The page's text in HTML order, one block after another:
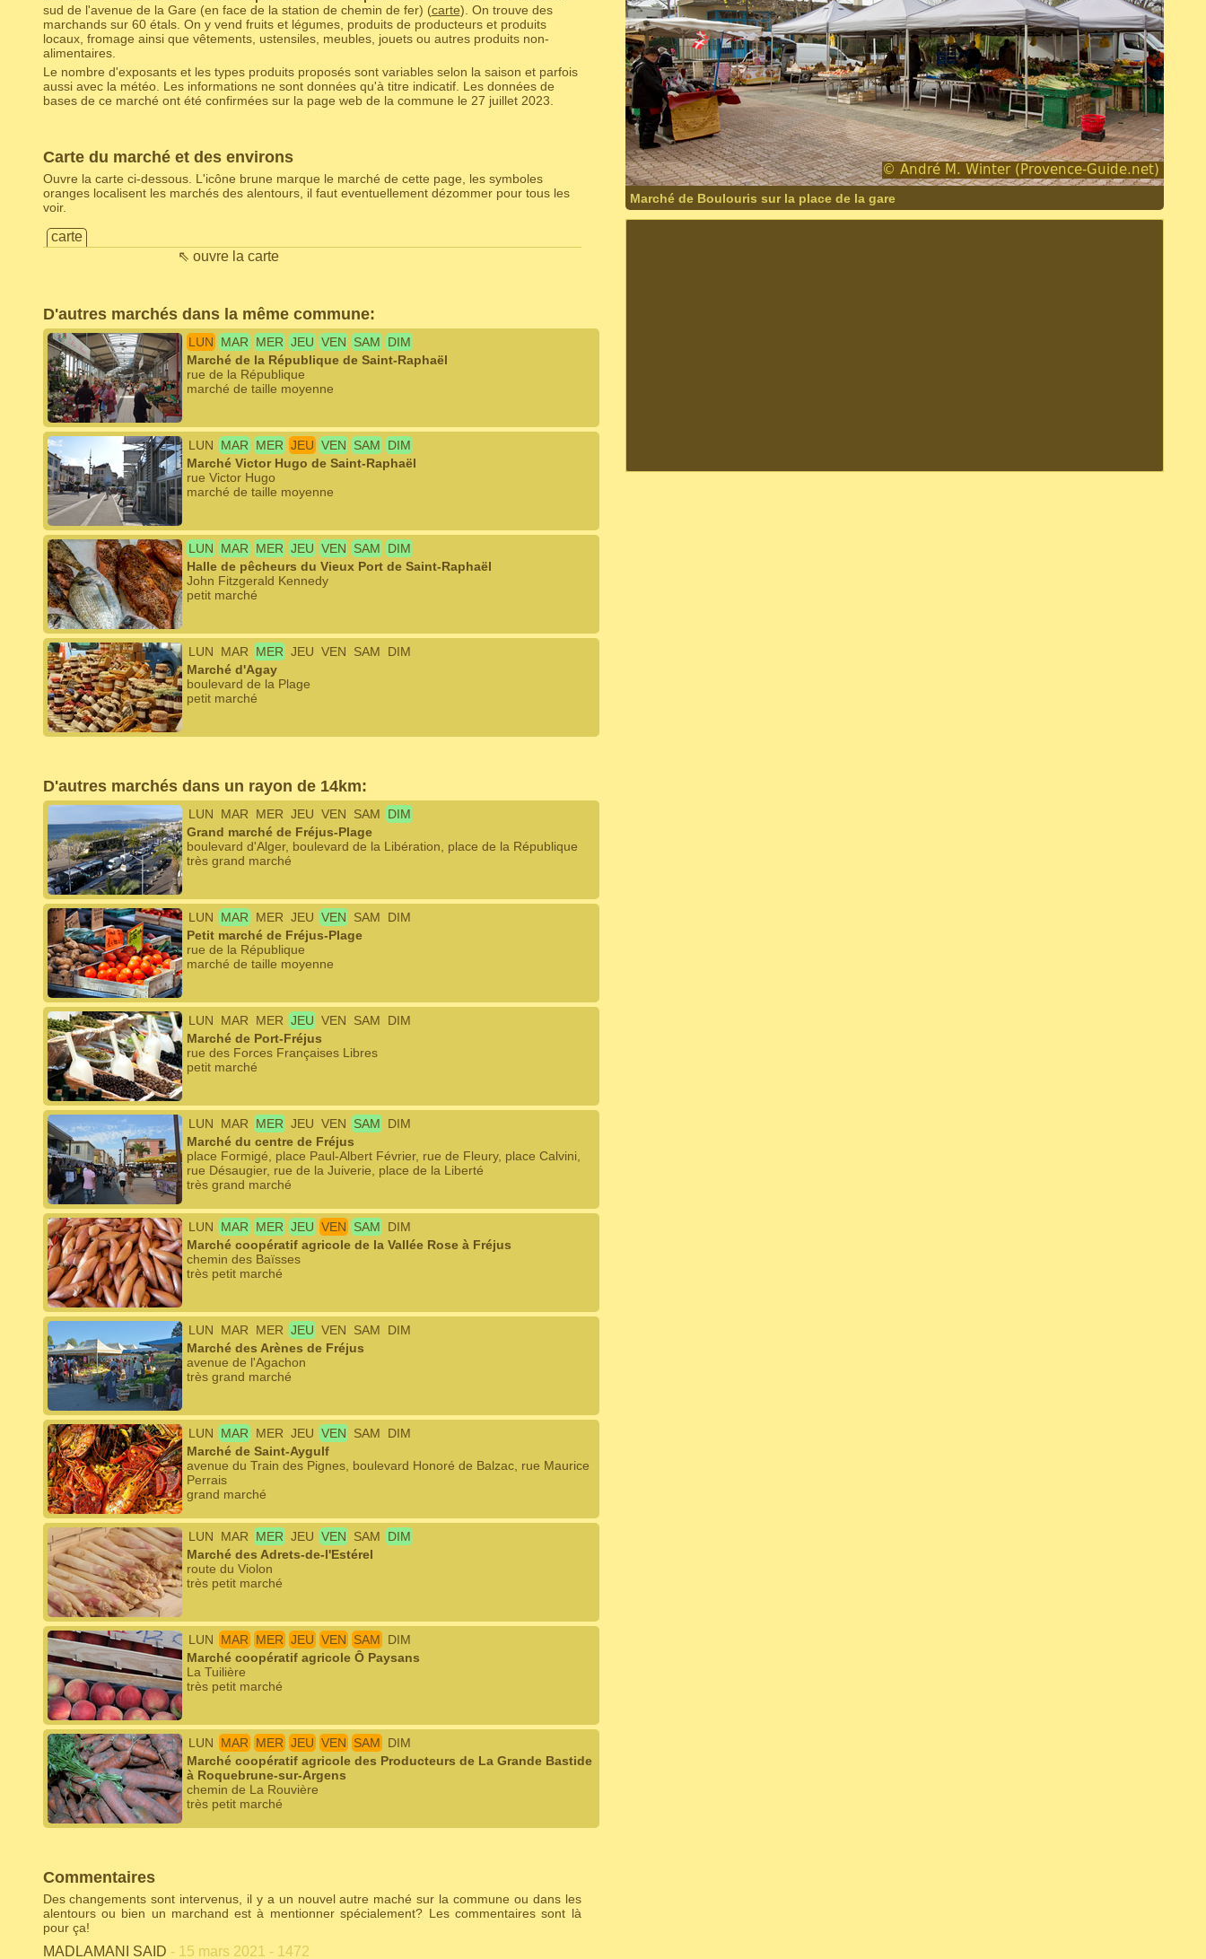
sud de l'avenue de la Gare (en face de la station de chemin de fer) (carte). On trouve des
marchands sur 60 étals. On y vend fruits et légumes, produits de producteurs et produits
locaux, fromage ainsi que vêtements, ustensiles, meubles, jouets ou autres produits non-
alimentaires.
Le nombre d'exposants et les types produits proposés sont variables selon la saison et parfois
aussi avec la météo. Les informations ne sont données qu'à titre indicatif. Les données de
bases de ce marché ont été confirmées sur la page web de la commune le 27 juillet 2023.
Carte du marché et des environs
Ouvre la carte ci-dessous. L'icône brune marque le marché de cette page, les symboles
oranges localisent les marchés des alentours, il faut eventuellement dézommer pour tous les
voir.
carte
⇖ ouvre la carte
D'autres marchés dans la même commune:
LUN MAR MER JEU VEN SAM
DIM
Marché de la République de Saint-Raphaël
rue de la République
marché de taille moyenne
LUN MAR MER JEU VEN SAM
DIM
Marché Victor Hugo de Saint-Raphaël
rue Victor Hugo
marché de taille moyenne
LUN MAR MER JEU VEN SAM
DIM
Halle de pêcheurs du Vieux Port de Saint-Raphaël
John Fitzgerald Kennedy
petit marché
LUN MAR MER JEU VEN SAM
DIM
Marché d'Agay
boulevard de la Plage
petit marché
D'autres marchés dans un rayon de 14km:
LUN MAR MER JEU VEN SAM
DIM
Grand marché de Fréjus-Plage
boulevard d'Alger, boulevard de la Libération, place de la République
très grand marché
LUN MAR MER JEU VEN SAM
DIM
Petit marché de Fréjus-Plage
rue de la République
marché de taille moyenne
LUN MAR MER JEU VEN SAM
DIM
Marché de Port-Fréjus
rue des Forces Françaises Libres
petit marché
LUN MAR MER JEU VEN SAM
DIM
Marché du centre de Fréjus
place Formigé, place Paul-Albert Février, rue de Fleury, place Calvini,
rue Désaugier, rue de la Juiverie, place de la Liberté
très grand marché
LUN MAR MER JEU VEN SAM
DIM
Marché coopératif agricole de la Vallée Rose à Fréjus
chemin des Baïsses
très petit marché
LUN MAR MER JEU VEN SAM
DIM
Marché des Arènes de Fréjus
avenue de l'Agachon
très grand marché
LUN MAR MER JEU VEN SAM
DIM
Marché de Saint-Aygulf
avenue du Train des Pignes, boulevard Honoré de Balzac, rue Maurice
Perrais
grand marché
LUN MAR MER JEU VEN SAM
DIM
Marché des Adrets-de-l'Estérel
route du Violon
très petit marché
LUN MAR MER JEU VEN SAM
DIM
Marché coopératif agricole Ô Paysans
La Tuilière
très petit marché
LUN MAR MER JEU VEN SAM
DIM
Marché coopératif agricole des Producteurs de La Grande Bastide
à Roquebrune-sur-Argens
chemin de La Rouvière
très petit marché
Commentaires
Des changements sont intervenus, il y a un nouvel autre maché sur la commune ou dans les
alentours ou bien un marchand est à mentionner spécialement? Les commentaires sont là
pour ça!
MADLAMANI SAID - 15 mars 2021 - 1472
Marché de Boulouris sur la place de la gare